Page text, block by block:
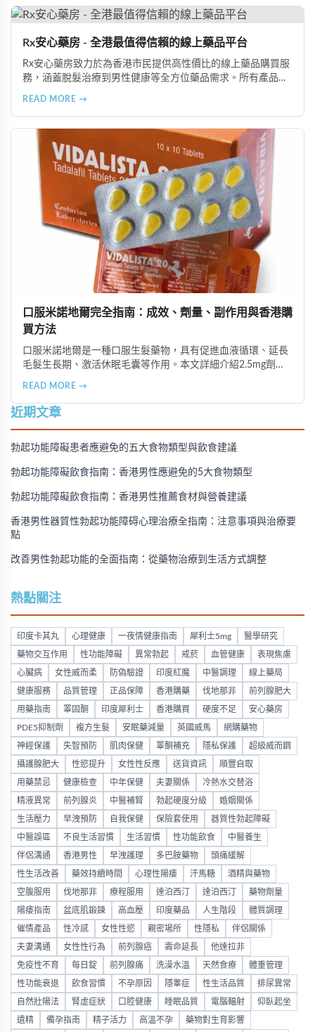
Rx安心藥房 - 全港最值得信賴的線上藥品平台
Rx安心藥房致力於為香港市民提供高性價比的線上藥品購買服
務，涵蓋脫髮治療到男性健康等全方位藥品需求。所有產品均
READ MORE →
口服米諾地爾完全指南：成效、劑量、副作用與香港購
買方法
口服米諾地爾是一種口服生髮藥物，具有促進血液循環、延長
毛髮生長期、激活休眠毛囊等作用。本文詳細介紹2.5mg劑量
購買方法，並提供真實用戶經驗分享。
READ MORE →
近期文章
勃起功能障礙患者應避免的五大食物類型與飲食建議
勃起功能障礙飲食指南：香港男性應避免的5大食物類型
勃起功能障礙飲食指南：香港男性推薦食材與營養建議
香港男性器質性勃起功能障碍心理治療全指南：注意事項與治療要
點
改善男性勃起功能的全面指南：從藥物治療到生活方式調整
熱點關注
印度卡其丸 心理健康 一夜情健康指南 犀利士5mg 醫學研究
藥物交互作用 性功能障礙 異常勃起 戒菸 血管健康 表現焦慮
心臟病 女性威而柔 防偽驗證 印度紅魔 中醫調理 線上藥局
健康服務 品質管理 正品保障 香港購藥 伐地那非 前列腺肥大
用藥指南 睪固酮 印度犀利士 香港購買 硬度不足 安心藥房
PDE5抑制劑 複方生髮 安眠藥減量 英國威馬 網購藥物
神經保護 失智預防 肌肉保健 睪酮補充 隱私保護 超級威而鋼
攝護腺肥大 性慾提升 女性性反應 送貨資訊 順豐自取
用藥禁忌 健康檢查 中年保健 夫妻關係 冷熱水交替浴
精液異常 前列腺炎 中醫補腎 勃起硬度分級 婚姻關係
生活壓力 早洩預防 自我保健 保險套使用 器質性勃起障礙
中醫誤區 不良生活習慣 生活習慣 性功能飲食 中醫養生
伴侶溝通 香港男性 早洩護理 多巴胺藥物 頭痛緩解
性生活改善 藥效持續時間 心理性陽痿 汗馬糖 酒精與藥物
空腹服用 伐地那非 療程服用 達泊西汀 達泊西汀 藥物劑量
陽痿指南 盆底肌鍛鍊 高血壓 印度藥品 人生階段 體質調理
催情產品 性冷感 女性性慾 親密場所 性隱私 伴侶關係
夫妻溝通 女性性行為 前列腺癌 壽命延長 他達拉非
免疫性不育 每日錠 前列腺痛 洗澡水溫 天然食療 體重管理
性功能衰退 飲食習慣 不孕原因 隱睾症 性生活品質 排尿異常
自然壯陽法 腎虛症狀 口腔健康 睡眠品質 電腦輻射 仰臥起坐
遺精 備孕指南 精子活力 高溫不孕 藥物對生育影響